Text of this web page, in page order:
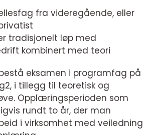
fra videregående, eller
tradisjonelt løp med
kombinert med teori
eksamen i programfag på
i tillegg til teoretisk og
Opplæringsperioden som
rundt to år, der man
i virksomhet med veiledning